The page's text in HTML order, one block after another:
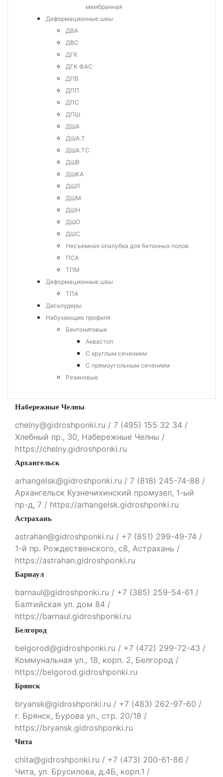
мембранная
Деформационные швы
ДВА
ДВС
ДГК
ДГК ФАС
ДПВ
ДПП
ДПС
ДПШ
ДША
ДША.Т
ДША.ТС
ДШВ
ДШКА
ДШЛ
ДШМ
ДШН
ДШО
ДШС
Несъемная опалубка для бетонных полов
ПСА
ТПМ
Деформационные швы
ТПА
Дисклудеры
Набухающие профиля
Бентонитовые
Аквастоп
С круглым сечением
С прямоугольным сечением
Резиновые
Набережные Челны
chelny@gidroshponki.ru / 7 (495) 155 32 34 /
Хлебный пр., 30, Набережные Челны /
https://chelny.gidroshponki.ru
Архангельск
arhangelsk@gidroshponki.ru / 7 (818) 245-74-88 /
Архангельск Кузнечихинский промузел, 1-ый
пр-д, 7 / https://arhangelsk.gidroshponki.ru
Астрахань
astrahan@gidroshponki.ru / +7 (851) 299-49-74 /
1-й пр. Рождественского, с8, Астрахань /
https://astrahan.gidroshponki.ru
Барнаул
barnaul@gidroshponki.ru / +7 (385) 259-54-61 /
Балтийская ул. дом 84 /
https://barnaul.gidroshponki.ru
Белгород
belgorod@gidroshponki.ru / +7 (472) 299-72-43 /
Коммунальная ул., 18, корп. 2, Белгород /
https://belgorod.gidroshponki.ru
Брянск
bryansk@gidroshponki.ru / +7 (483) 262-97-60 /
г. Брянск, Бурова ул., стр. 20/18 /
https://bryansk.gidroshponki.ru
Чита
chita@gidroshponki.ru / +7 (473) 200-61-86 /
Чита, ул. Брусилова, д.4Б, корп.1 /